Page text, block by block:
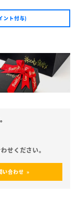
ント付与)
い合わせ